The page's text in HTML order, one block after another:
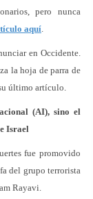
pero nunca
aquí.
en Occidente.
la hoja de parra de
último artículo.
(AI), sino el
Israel
fue promovido
del grupo terrorista
Rayavi.